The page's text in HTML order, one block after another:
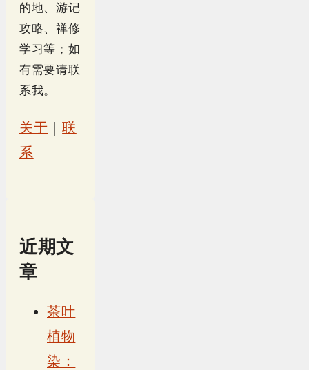
的地、游记
攻略、禅修
学习等；如
有需要请联
系我。
关于 ｜联
系
近期文
章
茶叶
植物
染：